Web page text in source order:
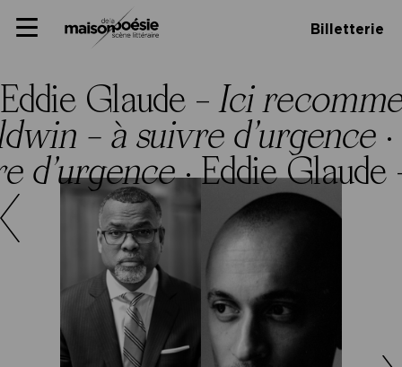
Panneau de gestion des cookies
to
littéraire
Primary
Billetterie
Eddie Glaude – Ici
– à suivre d’urgence ·
d’urgence·Eddie Glaude